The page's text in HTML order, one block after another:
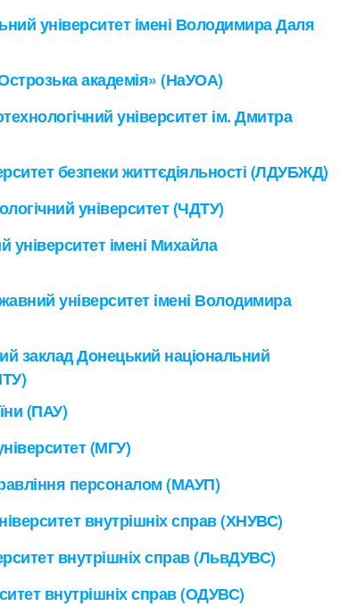
університет імені Володимира Даля
академія» (НаУОА)
університет ім. Дмитра
безпеки життєдіяльності (ЛДУБЖД)
університет (ЧДТУ)
університет імені Михайла
університет імені Володимира
заклад Донецький національний
(ПАУ)
(МГУ)
персоналом (МАУП)
внутрішніх справ (ХНУВС)
внутрішніх справ (ЛьвДУВС)
внутрішніх справ (ОДУВС)